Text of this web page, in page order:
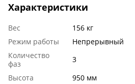
Характеристики
Вес
156 кг
Режим работы
Непрерывный
Количество
фаз
3
Высота
950 мм